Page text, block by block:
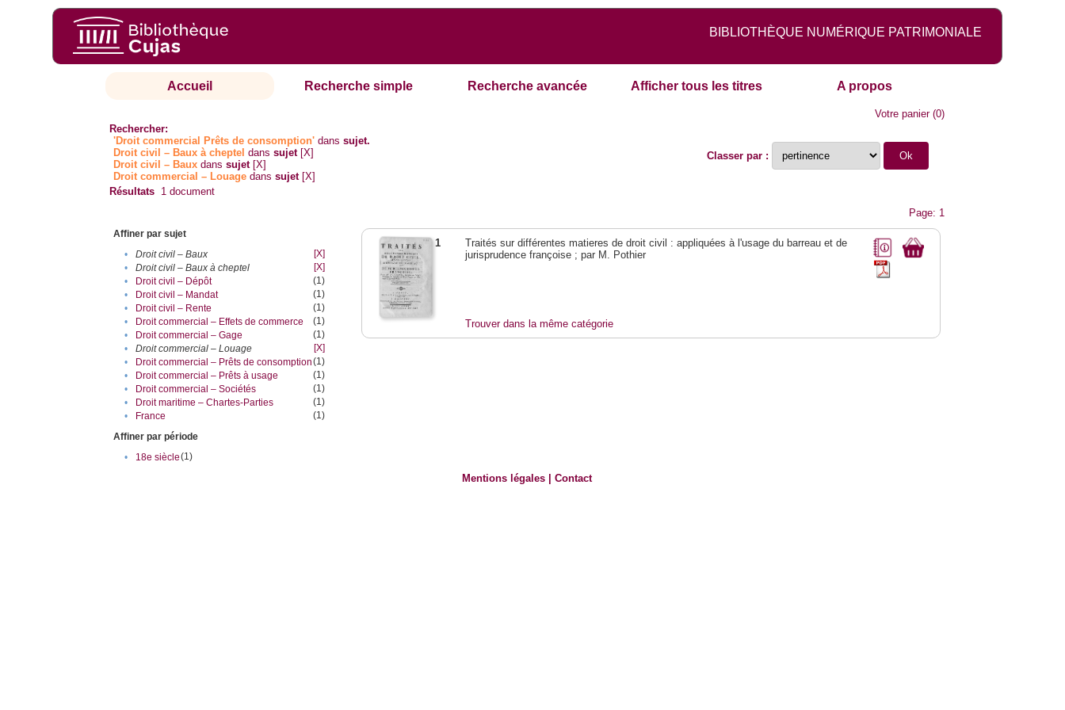
BIBLIOTHÈQUE NUMÉRIQUE PATRIMONIALE
Accueil Recherche simple Recherche avancée Afficher tous les titres A propos
Votre panier(0)
Rechercher:
'Droit commercial Prêts de consomption' danssujet.
Droit civil – Baux à cheptel danssujet [X]
Droit civil – Baux danssujet [X]
Droit commercial – Louage danssujet [X]
Classer par :
Résultats 1 document
Page: 1
Affiner par sujet
•
Droit civil – Baux
[X]
•
Droit civil – Baux à cheptel
[X]
•
Droit civil – Dépôt
(1)
•
Droit civil – Mandat
(1)
•
Droit civil – Rente
(1)
•
Droit commercial – Effets de commerce
(1)
•
Droit commercial – Gage
(1)
•
Droit commercial – Louage
[X]
•
Droit commercial – Prêts de consomption(1)
•
Droit commercial – Prêts à usage
(1)
•
Droit commercial – Sociétés
(1)
•
Droit maritime – Chartes-Parties
(1)
•
France
(1)
Affiner par période
•
18e siècle(1)
1
Traités sur différentes matieres de droit civil : appliquées à l'usage du barreau et de
jurisprudence françoise ; par M. Pothier
Trouver dans la même catégorie
Mentions légales |Contact